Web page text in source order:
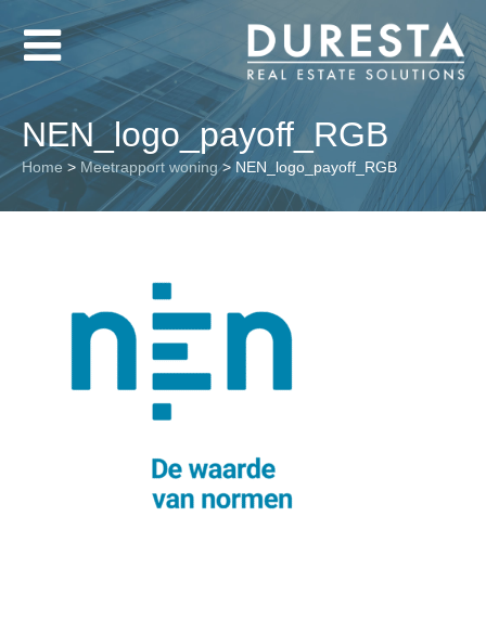
NEN_logo_payoff_RGB
Home > Meetrapport woning>NEN_logo_payoff_RGB